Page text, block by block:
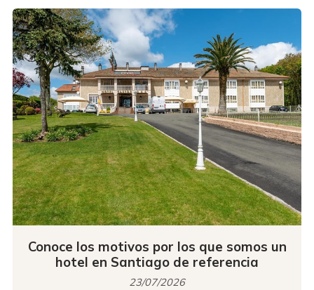
Conoce los motivos por los que somos un
hotel en Santiago de referencia
23/07/2026